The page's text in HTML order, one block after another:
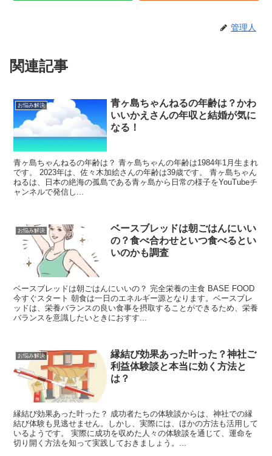
管理人
関連記事
お悩み解決
青ヶ島ちゃんねるの年齢は？かわ
いいかえさんの年収と結婚が気に
なる！
青ヶ島ちゃんねるの年齢は？ 青ヶ島ちゃんの年齢は1984年1月生まれ
です。 2023年は、佐々木加絵さんの年齢は39歳です。 青ヶ島ちゃん
ねるは、日本の絶海の孤島である青ヶ島から日常の様子をYouTubeチ
ャンネルで発信し...
お悩み解決
ベースブレッドは朝ごはんにいい
の？食べ合わせといつ食べるとい
いのかも調査
ベースブレッドは朝ごはんにいいの？ 完全栄養の主食 BASE FOOD
今すぐスタート 朝食は一日のエネルギー源となります。ベースブレ
ッドは、栄養バランスの良い食事を摂取することができるため、栄養
バランスを意識したいときにおすす...
お悩み解決
縁結び効果あった叶った？神社ご
利益体験談と本当に効く方法と
は？
縁結び効果あった叶った？ 成功者たちの体験談からは、神社での縁
結び体験も見逃せません。しかし、実際には、ほかの方法も活用して
いるようです。 実際に成功を収めた人々の体験談を通じて、運命を
切り開く方法を知って実践しておきましょう。...